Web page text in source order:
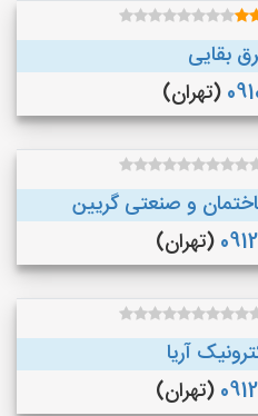
بقایی
(تهران)
و صنعتی گریین
(تهران)
آریا
(تهران)